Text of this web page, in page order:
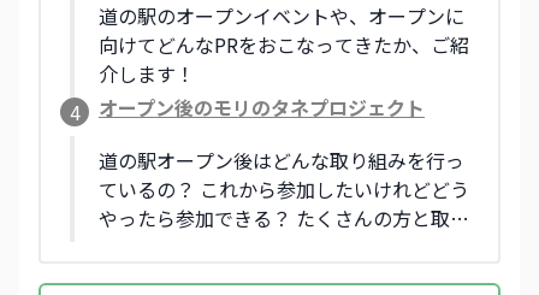
道の駅のオープンイベントや、オープンに
向けてどんなPRをおこなってきたか、ご紹
介します！
4
オープン後のモリのタネプロジェクト
道の駅オープン後はどんな取り組みを行っ
ているの？ これから参加したいけれどどう
やったら参加できる？ たくさんの方と取り
法についてご案内します ぜひ取り組みをフ